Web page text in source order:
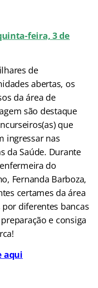
feira, 3 de
de
abertas, os
da área de
são destaque
que
ingressar nas
da Saúde. Durante
do
Fernanda Barboza,
certames da área
diferentes bancas
e consiga
aqui